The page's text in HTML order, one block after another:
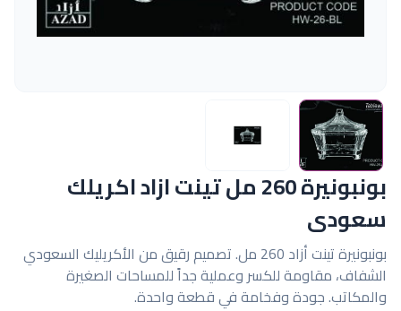
بونبونيرة 260 مل تينت ازاد اكريلك
سعودى
بونبونيرة تينت أزاد 260 مل. تصميم رقيق من الأكريليك السعودي
الشفاف، مقاومة للكسر وعملية جداً للمساحات الصغيرة
والمكاتب. جودة وفخامة في قطعة واحدة.